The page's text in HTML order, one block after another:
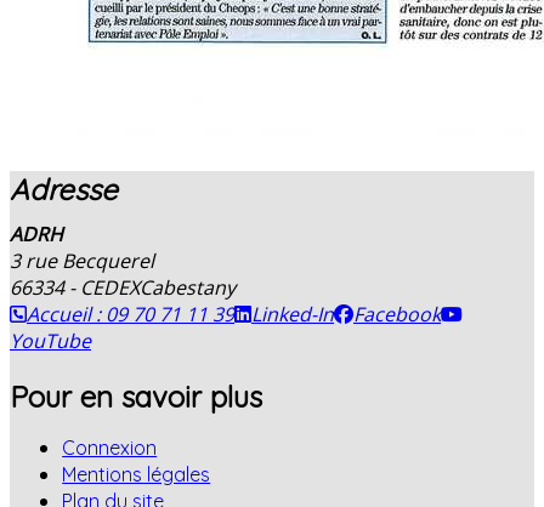
Adresse
ADRH
3 rue Becquerel
66334 - CEDEXCabestany
Accueil : 09 70 71 11 39
Linked-In
Facebook
YouTube
Pour en savoir plus
Connexion
Mentions légales
Plan du site